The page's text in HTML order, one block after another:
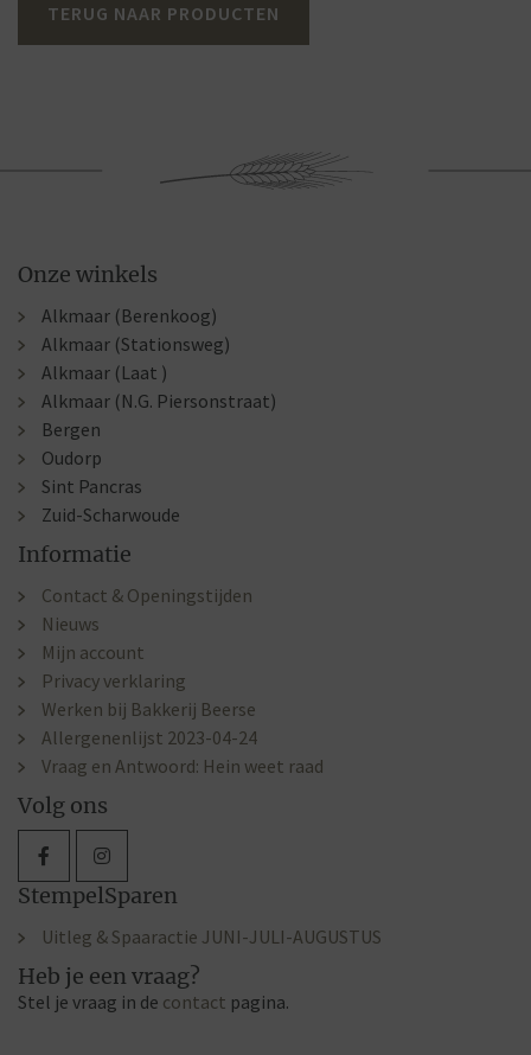
TERUG NAAR PRODUCTEN
Onze winkels
Alkmaar (Berenkoog)
Alkmaar (Stationsweg)
Alkmaar (Laat )
Alkmaar (N.G. Piersonstraat)
Bergen
Oudorp
Sint Pancras
Zuid-Scharwoude
Informatie
Contact & Openingstijden
Nieuws
Mijn account
Privacy verklaring
Werken bij Bakkerij Beerse
Allergenenlijst 2023-04-24
Vraag en Antwoord: Hein weet raad
Volg ons
StempelSparen
Uitleg & Spaaractie JUNI-JULI-AUGUSTUS
Heb je een vraag?
Stel je vraag in de contact pagina.